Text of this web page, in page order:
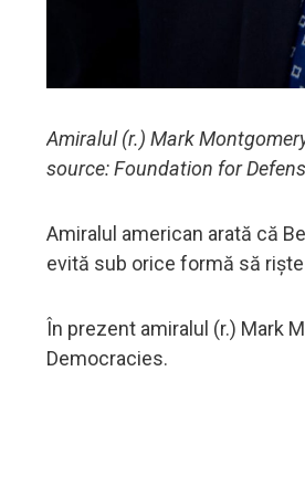
Amiralul (r.) Mark
source: Foundation for
Amiralul american arată că
evită sub orice formă să
În prezent amiralul (r.) Mark
Democracies.